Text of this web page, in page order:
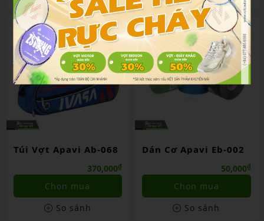
Túi Vợt Apavi Ab-068
370,000₫
Chọn mua
So sánh
Dán Cơ Apavi Eb-002
50,000₫
Chọn mua
So sánh